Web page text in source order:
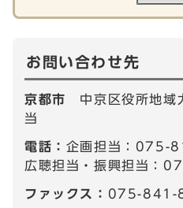
お問い合わせ先
京都市 中京区役所地域
当
電話： 企画担当：075-
広聴担当・振興担当：
ファックス： 075-841-